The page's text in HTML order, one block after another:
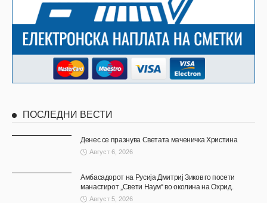
ПОСЛЕДНИ ВЕСТИ
Денес се празнува Светата маченичка Христина
Август 6, 2026
Амбасадорот на Русија Дмитриј Зиков го посети
манастирот „Свети Наум“ во околина на Охрид.
Август 5, 2026